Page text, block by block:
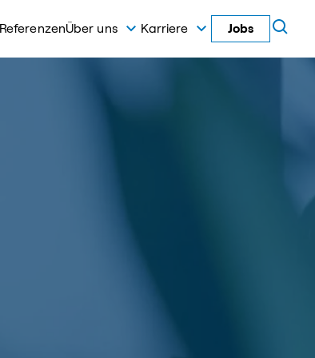
ReferenzenÜber uns Karriere Jobs